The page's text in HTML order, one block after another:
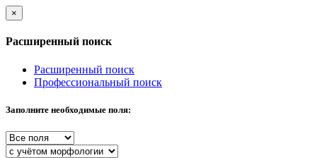
×
Расширенный поиск
Расширенный поиск
Профессиональный поиск
Заполните необходимые поля: